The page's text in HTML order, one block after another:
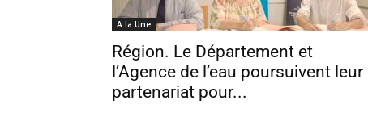
A la Une
Région. Le Département et
l’Agence de l’eau poursuivent leur
partenariat pour...